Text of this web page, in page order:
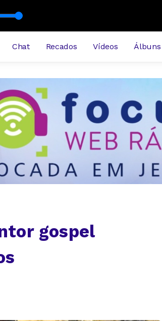
Chat Recados Vídeos Álbuns
gospel